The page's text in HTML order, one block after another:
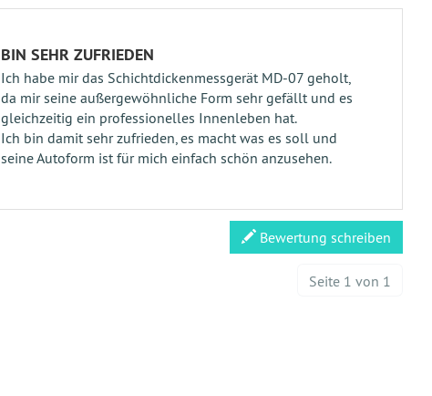
BIN SEHR ZUFRIEDEN
Ich habe mir das Schichtdickenmessgerät MD-07 geholt,
da mir seine außergewöhnliche Form sehr gefällt und es
gleichzeitig ein professionelles Innenleben hat.
Ich bin damit sehr zufrieden, es macht was es soll und
seine Autoform ist für mich einfach schön anzusehen.
Bewertung schreiben
Seite 1 von 1